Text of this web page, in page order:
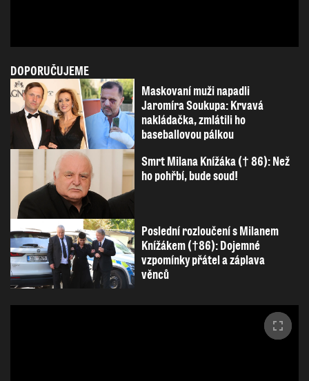
DOPORUČUJEME
Maskovaní muži napadli
Jaromíra Soukupa: Krvavá
nakládačka, zmlátili ho
baseballovou pálkou
Smrt Milana Knížáka († 86): Než
ho pohřbí, bude soud!
Poslední rozloučení s Milanem
Knížákem (†86): Dojemné
vzpomínky přátel a záplava
věnců